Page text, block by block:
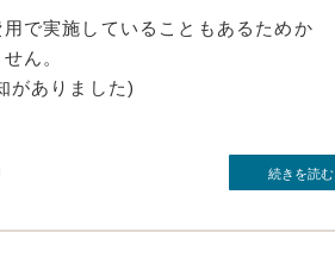
で実施していることもあるためか
ん。
がありました)
続きを読む